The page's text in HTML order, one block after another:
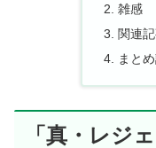
雑感
関連
まと
「真・レジ